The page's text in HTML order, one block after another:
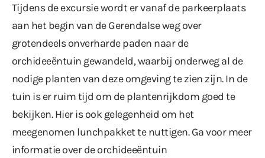
Tijdens de excursie wordt er vanaf de parkeerplaats
aan het begin van de Gerendalse weg over
grotendeels onverharde paden naar de
orchideeëntuin gewandeld, waarbij onderweg al de
nodige planten van deze omgeving te zien zijn. In de
tuin is er ruim tijd om de plantenrijkdom goed te
bekijken. Hier is ook gelegenheid om het
meegenomen lunchpakket te nuttigen. Ga voor meer
informatie over de orchideeëntuin